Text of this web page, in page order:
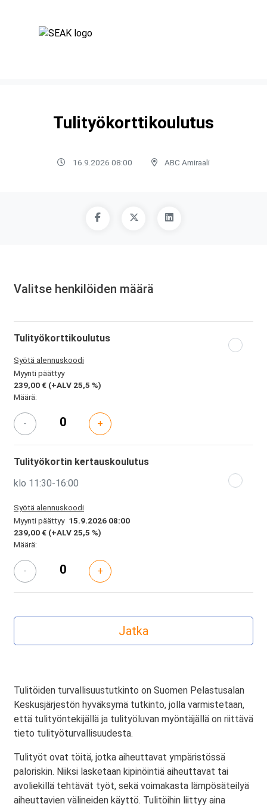
Tulityökorttikoulutus
16.9.2026 08:00 ABC Amiraali
Valitse henkilöiden määrä
Tulityökorttikoulutus
Syötä alennuskoodi
Myynti päättyy
239,00 € (+ALV 25,5 %)
Määrä:
- +
Tulityökortin kertauskoulutus
klo 11:30-16:00
Syötä alennuskoodi
Myynti päättyy 15.9.2026 08:00
239,00 € (+ALV 25,5 %)
Määrä:
- +
Tulitöiden turvallisuustutkinto on Suomen Pelastusalan
Keskusjärjestön hyväksymä tutkinto, jolla varmistetaan,
että tulityöntekijällä ja tulityöluvan myöntäjällä on riittävä
tieto tulityöturvallisuudesta.
Tulityöt ovat töitä, jotka aiheuttavat ympäristössä
paloriskin. Niiksi lasketaan kipinöintiä aiheuttavat tai
avoliekillä tehtävät työt, sekä voimakasta lämpösäteilyä
aiheuttavien välineiden käyttö. Tulitöihin liittyy aina